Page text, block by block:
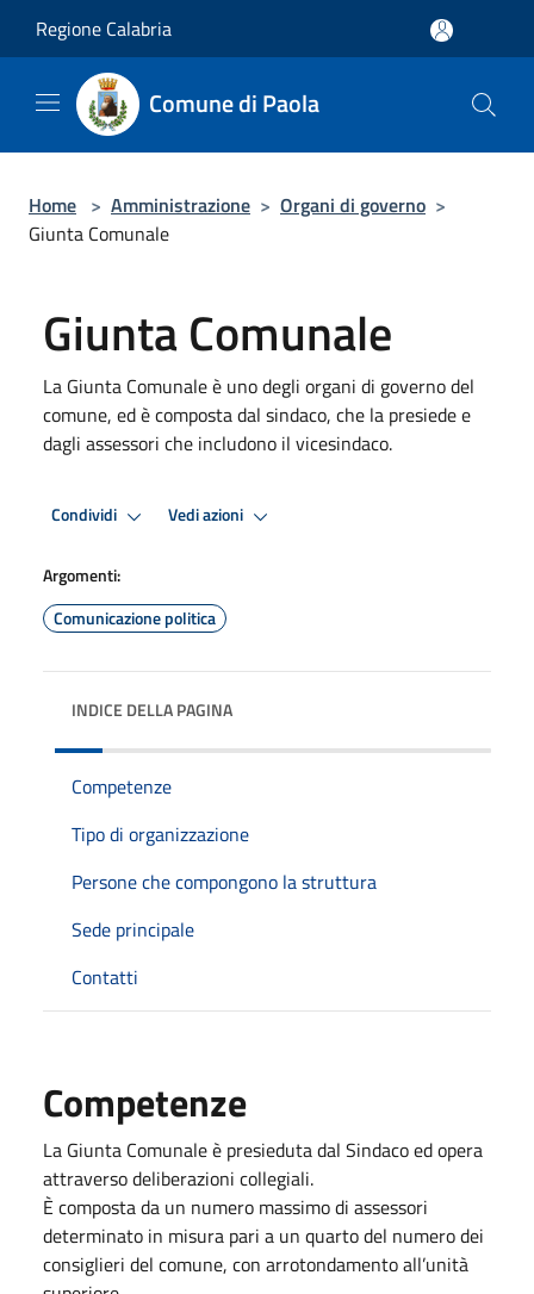
Regione Calabria
Comune di Paola
Home > Amministrazione > Organi di governo >
Giunta Comunale
Giunta Comunale
La Giunta Comunale è uno degli organi di governo del
comune, ed è composta dal sindaco, che la presiede e
dagli assessori che includono il vicesindaco.
Condividi Vedi azioni
Argomenti:
Comunicazione politica
INDICE DELLA PAGINA
Competenze
Tipo di organizzazione
Persone che compongono la struttura
Sede principale
Contatti
Competenze
La Giunta Comunale è presieduta dal Sindaco ed opera
attraverso deliberazioni collegiali.
È composta da un numero massimo di assessori
determinato in misura pari a un quarto del numero dei
consiglieri del comune, con arrotondamento all’unità